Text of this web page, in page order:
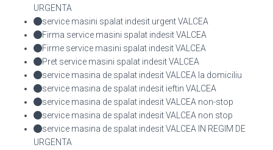
URGENTA
service masini spalat indesit urgent VALCEA
Firma service masini spalat indesit VALCEA
Firme service masini spalat indesit VALCEA
Pret service masini spalat indesit VALCEA
service masina de spalat indesit VALCEA la domiciliu
service masina de spalat indesit ieftin VALCEA
service masina de spalat indesit VALCEA non-stop
service masina de spalat indesit VALCEA non stop
service masina de spalat indesit VALCEA IN REGIM DE
URGENTA